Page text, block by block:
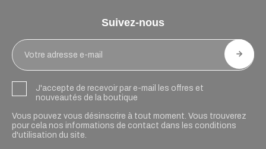
Suivez-nous
J'accepte de recevoir par e-mail les offres et
nouveautés de la boutique
Vous pouvez vous désinscrire à tout moment. Vous trouverez
pour cela nos informations de contact dans les conditions
d'utilisation du site.